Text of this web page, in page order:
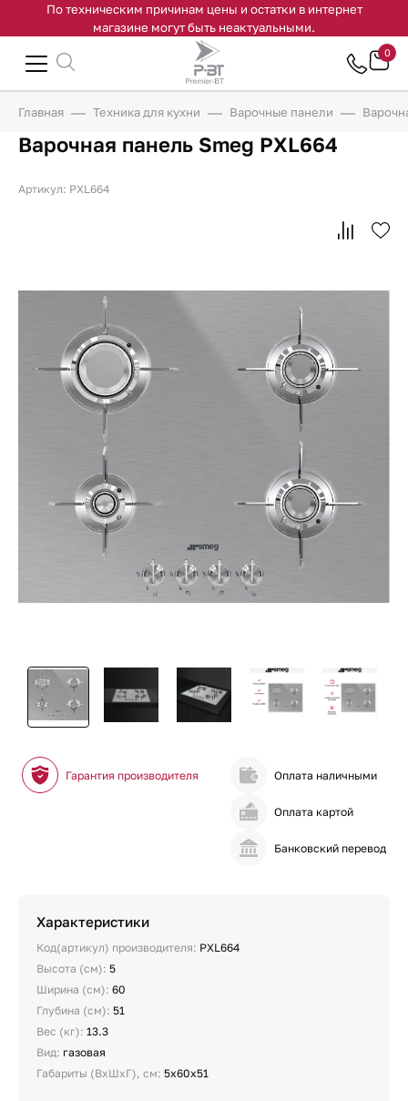
По техническим причинам цены и остатки в интернет
магазине могут быть неактуальными.
0
Главная Техника для кухни Варочные панели
Варочная панель Smeg PXL664
Артикул: PXL664
Гарантия производителя Оплата наличными
Оплата картой
Банковский перевод
Характеристики
Код(артикул) производителя: PXL664
Высота (см): 5
Ширина (см): 60
Глубина (см): 51
Вес (кг): 13.3
Вид: газовая
Габариты (ВхШхГ), см: 5х60x51